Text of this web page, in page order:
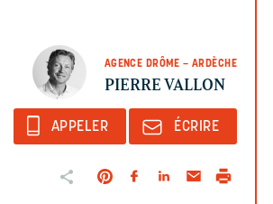
AGENCE DRÔME – ARDÈCHE
PIERRE VALLON
APPELER ÉCRIRE